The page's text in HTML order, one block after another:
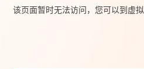
该页面暂时无法访问，您可以到虚